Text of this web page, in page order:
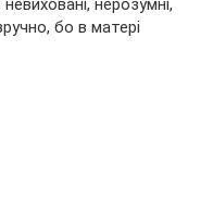
нерозумні,
бо в матері